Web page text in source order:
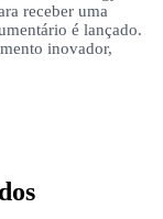
receber uma
é lançado.
inovador,